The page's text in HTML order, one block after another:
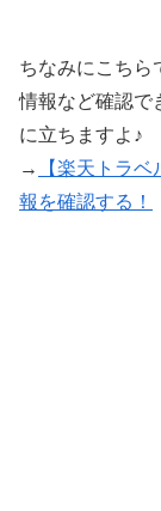
ちなみにこちら
情報など確認で
に立ちますよ♪
→
【楽天トラ
報を確認する！